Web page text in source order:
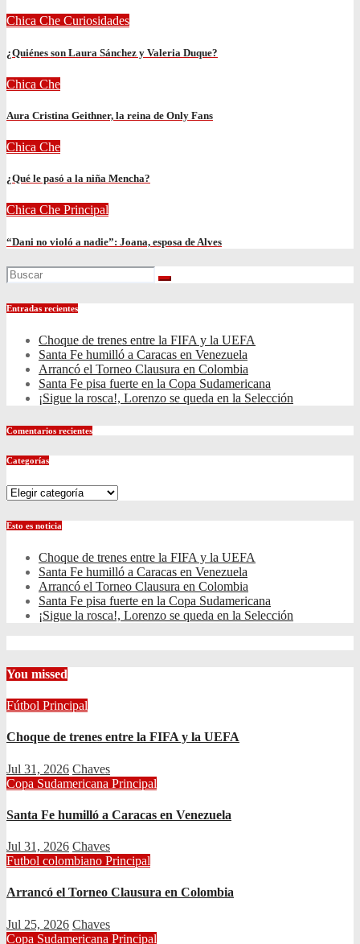
Chica Che Curiosidades
¿Quiénes son Laura Sánchez y Valeria Duque?
Chica Che
Aura Cristina Geithner, la reina de Only Fans
Chica Che
¿Qué le pasó a la niña Mencha?
Chica Che Principal
“Dani no violó a nadie”: Joana, esposa de Alves
Entradas recientes
Choque de trenes entre la FIFA y la UEFA
Santa Fe humilló a Caracas en Venezuela
Arrancó el Torneo Clausura en Colombia
Santa Fe pisa fuerte en la Copa Sudamericana
¡Sigue la rosca!, Lorenzo se queda en la Selección
Comentarios recientes
Categorías
Categorías
Esto es noticia
Choque de trenes entre la FIFA y la UEFA
Santa Fe humilló a Caracas en Venezuela
Arrancó el Torneo Clausura en Colombia
Santa Fe pisa fuerte en la Copa Sudamericana
¡Sigue la rosca!, Lorenzo se queda en la Selección
You missed
Fútbol Principal
Choque de trenes entre la FIFA y la UEFA
Jul 31, 2026 Chaves
Copa Sudamericana Principal
Santa Fe humilló a Caracas en Venezuela
Jul 31, 2026 Chaves
Futbol colombiano Principal
Arrancó el Torneo Clausura en Colombia
Jul 25, 2026 Chaves
Copa Sudamericana Principal